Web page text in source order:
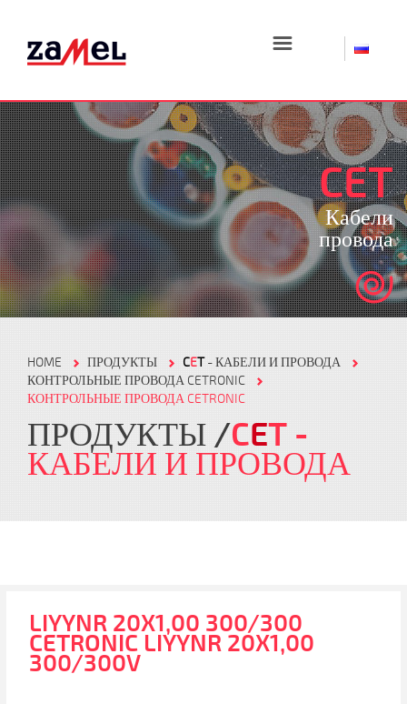
☰
CET
Кабели
провода
HOME ПРОДУКТЫ CET- КАБЕЛИ И ПРОВОДА
КОНТРОЛЬНЫЕ ПРОВОДА CETRONIC
КОНТРОЛЬНЫЕ ПРОВОДА CETRONIC
ПРОДУКТЫ CET -
КАБЕЛИ И ПРОВОДА
LIYYNR 20X1,00 300/300
CETRONIC LIYYNR 20X1,00
300/300V